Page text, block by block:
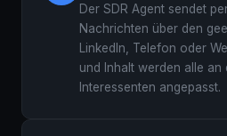
Der SDR Agent sendet
Nachrichten über den
LinkedIn, Telefon oder
und Inhalt werden alle an
Interessenten angepasst.